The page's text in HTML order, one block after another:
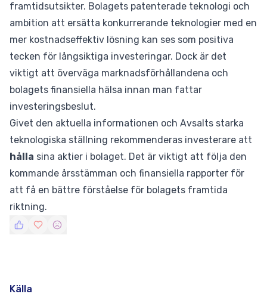
framtidsutsikter. Bolagets patenterade teknologi och
ambition att ersätta konkurrerande teknologier med en
mer kostnadseffektiv lösning kan ses som positiva
tecken för långsiktiga investeringar. Dock är det
viktigt att överväga marknadsförhållandena och
bolagets finansiella hälsa innan man fattar
investeringsbeslut.
Givet den aktuella informationen och Avsalts starka
teknologiska ställning rekommenderas investerare att
hålla sina aktier i bolaget. Det är viktigt att följa den
kommande årsstämman och finansiella rapporter för
att få en bättre förståelse för bolagets framtida
riktning.
Källa